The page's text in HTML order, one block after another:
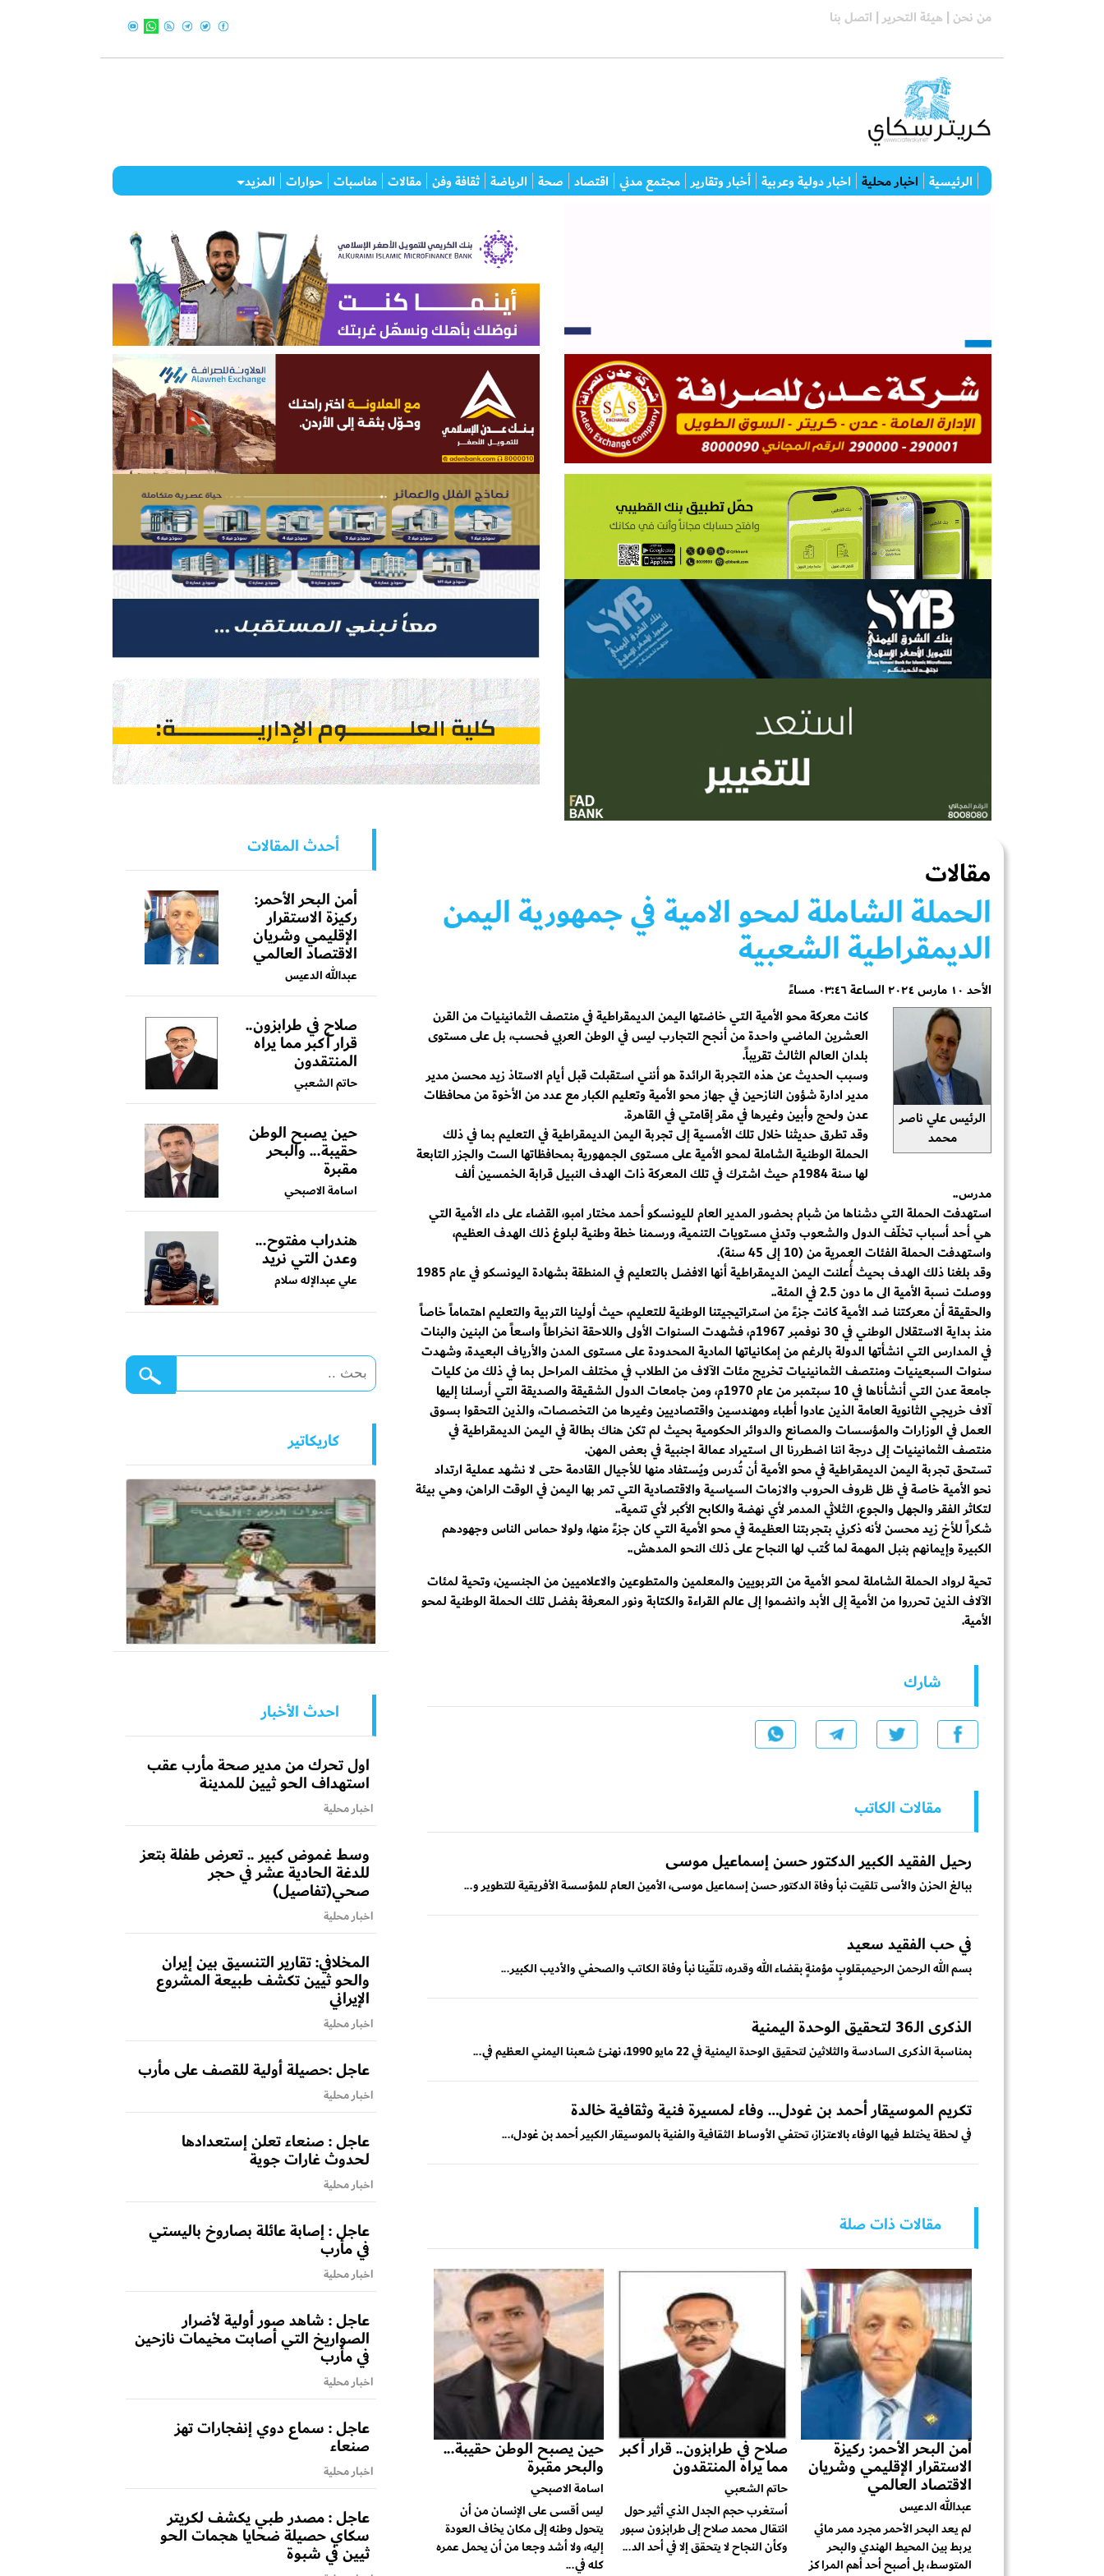
من نحن | هيئة التحرير | اتصل بنا
الرئيسية اخبار محلية اخبار دولية وعربية أخبار وتقارير مجتمع مدني اقتصاد صحة الرياضة ثقافة وفن مقالات مناسبات حوارات المزيد
مقالات
الحملة الشاملة لمحو الامية في جمهورية اليمن
الديمقراطية الشعبية
الأحد ١٠ مارس ٢٠٢٤ الساعة ٠٣:٤٦ مساءً
الرئيس علي ناصر
محمد
كانت معركة محو الأمية التي خاضتها اليمن الديمقراطية في منتصف الثمانينيات من القرن
العشرين الماضي واحدة من أنجح التجارب ليس في الوطن العربي فحسب، بل على مستوى
بلدان العالم الثالث تقريباً.
وسبب الحديث عن هذه التجربة الرائدة هو أنني استقبلت قبل أيام الاستاذ زيد محسن مدير
مدير ادارة شؤون النازحين في جهاز محو الأمية وتعليم الكبار مع عدد من الأخوة من محافظات
عدن ولحج وأبين وغيرها في مقر إقامتي في القاهرة.
وقد تطرق حديثنا خلال تلك الأمسية إلى تجربة اليمن الديمقراطية في التعليم بما في ذلك
الحملة الوطنية الشاملة لمحو الأمية على مستوى الجمهورية بمحافظاتها الست والجزر التابعة
لها سنة 1984م حيث اشترك في تلك المعركة ذات الهدف النبيل قرابة الخمسين ألف
مدرس..
استهدفت الحملة التي دشناها من شبام بحضور المدير العام لليونسكو أحمد مختار امبو، القضاء على داء الأمية التي
هي أحد أسباب تخلّف الدول والشعوب وتدني مستويات التنمية، ورسمنا خطة وطنية لبلوغ ذلك الهدف العظيم،
واستهدفت الحملة الفئات العمرية من (10 إلى 45 سنة).
وقد بلغنا ذلك الهدف بحيث أُعلنت اليمن الديمقراطية أنها الافضل بالتعليم في المنطقة بشهادة اليونسكو في عام 1985
ووصلت نسبة الأمية الى ما دون 2.5 في المئة..
والحقيقة أن معركتنا ضد الأمية كانت جزءً من استراتيجيتنا الوطنية للتعليم، حيث أولينا التربية والتعليم اهتماماً خاصاً
منذ بداية الاستقلال الوطني في 30 نوفمبر 1967م، فشهدت السنوات الأولى واللاحقة انخراطاً واسعاً من البنين والبنات
في المدارس التي انشأتها الدولة بالرغم من إمكانياتها المادية المحدودة على مستوى المدن والأرياف البعيدة، وشهدت
سنوات السبعينيات ومنتصف الثمانينيات تخريج مئات الآلاف من الطلاب في مختلف المراحل بما في ذلك من كليات
جامعة عدن التي أنشأناها في 10 سبتمبر من عام 1970م، ومن جامعات الدول الشقيقة والصديقة التي أرسلنا إليها
آلاف خريجي الثانوية العامة الذين عادوا أطباء ومهندسين واقتصاديين وغيرها من التخصصات، والذين التحقوا بسوق
العمل في الوزارات والمؤسسات والمصانع والدوائر الحكومية بحيث لم تكن هناك بطالة في اليمن الديمقراطية في
منتصف الثمانينيات إلى درجة اننا اضطررنا الى استيراد عمالة اجنبية في بعض المهن.
تستحق تجربة اليمن الديمقراطية في محو الأمية أن تُدرس ويُستفاد منها للأجيال القادمة حتى لا نشهد عملية ارتداد
نحو الأمية خاصة في ظل ظروف الحروب والازمات السياسية والاقتصادية التي تمر بها اليمن في الوقت الراهن، وهي بيئة
لتكاثر الفقر والجهل والجوع، الثلاثي المدمر لأي نهضة والكابح الأكبر لأي تنمية..
شكراً للأخ زيد محسن لأنه ذكرني بتجربتنا العظيمة في محو الأمية التي كان جزءً منها، ولولا حماس الناس وجهودهم
الكبيرة وإيمانهم بنبل المهمة لما كُتب لها النجاح على ذلك النحو المدهش..
تحية لرواد الحملة الشاملة لمحو الأمية من التربويين والمعلمين والمتطوعين والاعلاميين من الجنسين، وتحية لمئات
الآلاف الذين تحرروا من الأمية إلى الأبد وانضموا إلى عالم القراءة والكتابة ونور المعرفة بفضل تلك الحملة الوطنية لمحو
الأمية.
شارك
مقالات الكاتب
رحيل الفقيد الكبير الدكتور حسن إسماعيل موسى
ببالغ الحزن والأسى تلقيت نبأ وفاة الدكتور حسن إسماعيل موسى، الأمين العام للمؤسسة الأفريقية للتطوير و...
في حب الفقيد سعيد
بسم الله الرحمن الرحيمبقلوبٍ مؤمنةٍ بقضاء الله وقدره، تلقّينا نبأ وفاة الكاتب والصحفي والأديب الكبير...
الذكرى الـ36 لتحقيق الوحدة اليمنية
بمناسبة الذكرى السادسة والثلاثين لتحقيق الوحدة اليمنية في 22 مايو 1990، نهنئ شعبنا اليمني العظيم في...
تكريم الموسيقار أحمد بن غودل… وفاء لمسيرة فنية وثقافية خالدة
في لحظة يختلط فيها الوفاء بالاعتزاز، تحتفي الأوساط الثقافية والفنية بالموسيقار الكبير أحمد بن غودل،...
مقالات ذات صلة
أمن البحر الأحمر: ركيزة
الاستقرار الإقليمي وشريان
الاقتصاد العالمي
عبدالله الدعيس
لم يعد البحر الأحمر مجرد ممر مائي
يربط بين المحيط الهندي والبحر
المتوسط، بل أصبح أحد أهم المراكز
صلاح في طرابزون.. قرار أكبر
مما يراه المنتقدون
حاتم الشعبي
أستغرب حجم الجدل الذي أثير حول
انتقال محمد صلاح إلى طرابزون سبور
وكأن النجاح لا يتحقق إلا في أحد الد...
حين يصبح الوطن حقيبة...
والبحر مقبرة
اسامة الاصبحي
ليس أقسى على الإنسان من أن
يتحول وطنه إلى مكان يخاف العودة
إليه، ولا أشد وجعا من أن يحمل عمره
كله في...
أحدث المقالات
أمن البحر الأحمر:
ركيزة الاستقرار
الإقليمي وشريان
الاقتصاد العالمي
عبدالله الدعيس
صلاح في طرابزون..
قرار أكبر مما يراه
المنتقدون
حاتم الشعبي
حين يصبح الوطن
حقيبة... والبحر
مقبرة
اسامة الاصبحي
هندراب مفتوح...
وعدن التي نريد
علي عبدالإله سلام
كاريكاتير
احدث الأخبار
اول تحرك من مدير صحة مأرب عقب
استهداف الحو ثيين للمدينة
اخبار محلية
وسط غموض كبير .. تعرض طفلة بتعز
للدغة الحادية عشر في حجر
صحي(تفاصيل)
اخبار محلية
المخلافي: تقارير التنسيق بين إيران
والحو ثيين تكشف طبيعة المشروع
الإيراني
اخبار محلية
عاجل :حصيلة أولية للقصف على مأرب
اخبار محلية
عاجل : صنعاء تعلن إستعدادها
لحدوث غارات جوية
اخبار محلية
عاجل : إصابة عائلة بصاروخ باليستي
في مأرب
اخبار محلية
عاجل : شاهد صور أولية لأضرار
الصواريخ التي أصابت مخيمات نازحين
في مأرب
اخبار محلية
عاجل : سماع دوي إنفجارات تهز
صنعاء
اخبار محلية
عاجل : مصدر طبي يكشف لكريتر
سكاي حصيلة ضحايا هجمات الحو
ثيين في شبوة